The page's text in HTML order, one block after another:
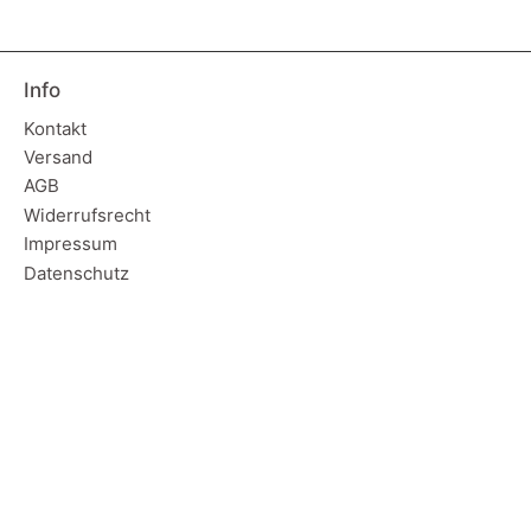
Info
Kontakt
Versand
AGB
Widerrufsrecht
Impressum
Datenschutz